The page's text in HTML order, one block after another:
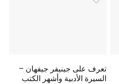
تعرف على جينيفر جيفهان –
السيرة الأدبية وأشهر الكتب